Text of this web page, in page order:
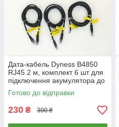
Дата-кабель Dyness B4850
RJ45 2 м, комплект 6 шт для
підключення акумулятора до
інвертора
Готово до відправки
230 ₴ 300 ₴